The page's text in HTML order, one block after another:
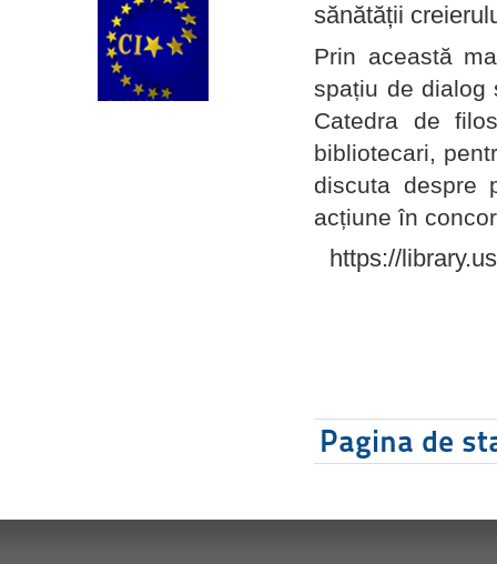
sănătății
Prin această
spațiu de dialog
Catedra de
bibliotecari,
discuta despre
acțiune în
https://
Pagina de